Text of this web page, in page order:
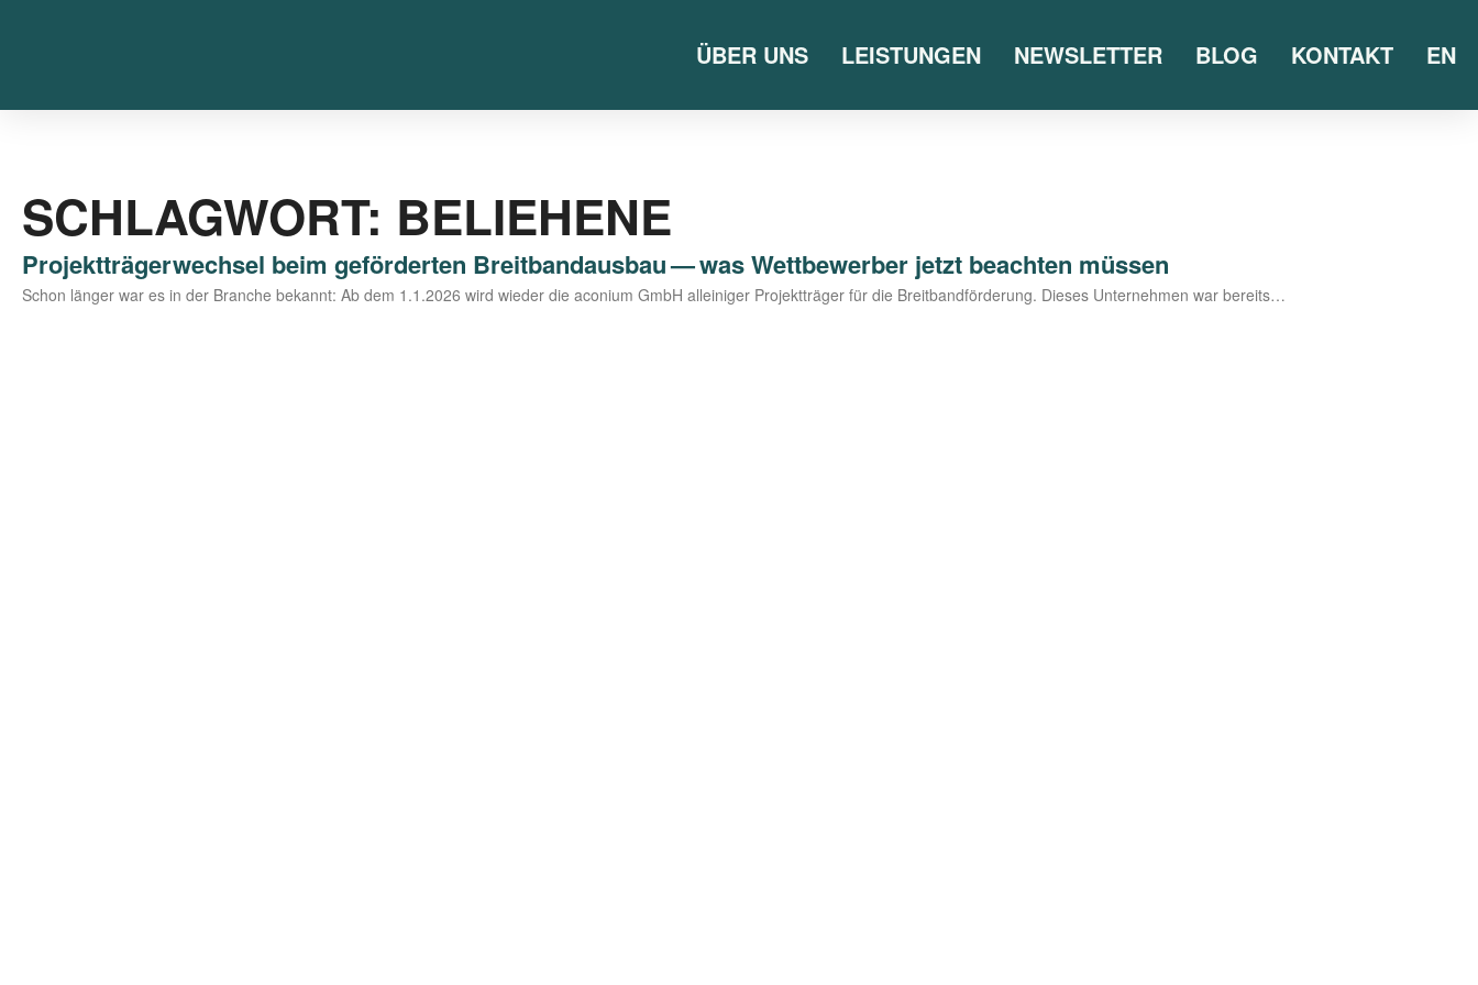
ÜBER UNS LEISTUNGEN NEWSLETTER BLOG KONTAKT EN
SCHLAGWORT: BELIEHENE
Projektträgerwechsel beim geförderten Breitbandausbau — was Wettbewerber jetzt beachten müssen
Schon län­ger war es in der Bran­che bekannt: Ab dem 1.1.2026 wird wie­der die aco­ni­um GmbH allei­ni­ger Pro­jekt­trä­ger für die Breit­band­för­de­rung. Die­ses Unter­neh­men war bereits…